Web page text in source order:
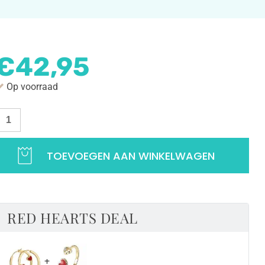
42,95
Op voorraad
Oorbellen
hartjes
Zilver
TOEVOEGEN AAN WINKELWAGEN
RED HEARTS DEAL